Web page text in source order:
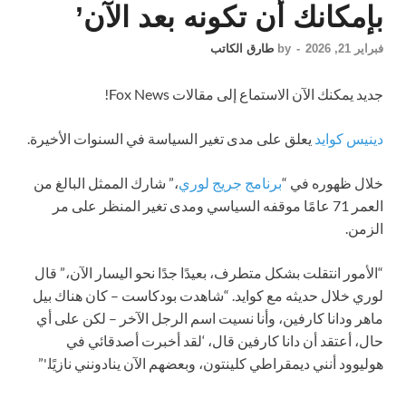
بإمكانك أن تكونه بعد الآن’
فبراير 21, 2026 -
by طارق الكاتب
جديد يمكنك الآن الاستماع إلى مقالات Fox News!
دينيس كوايد يعلق على مدى تغير السياسة في السنوات الأخيرة.
خلال ظهوره في “برنامج جريج لوري،” شارك الممثل البالغ من
العمر 71 عامًا موقفه السياسي ومدى تغير المنظر على مر
الزمن.
“الأمور انتقلت بشكل متطرف، بعيدًا جدًا نحو اليسار الآن،” قال
لوري خلال حديثه مع كوايد. “شاهدت بودكاست – كان هناك بيل
ماهر ودانا كارفين، وأنا نسيت اسم الرجل الآخر – لكن على أي
حال، أعتقد أن دانا كارفين قال، ‘لقد أخبرت أصدقائي في
هوليوود أنني ديمقراطي كلينتون، وبعضهم الآن ينادونني نازيًا.'”